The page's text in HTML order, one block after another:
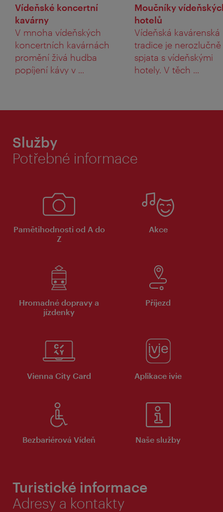
Vídeňské koncertní
kavárny
V mnoha vídeňských
koncertních kavárnách
promění živá hudba
popíjení kávy v ...
Moučníky
hotelů
Vídeňská kavárenská
tradice je nerozlučně
spjata s vídeňskými
hotely. V těch ...
Služby
Potřebné informace
Pamětihodnosti od A do
Z
Akce
Hromadné dopravy a
jízdenky
Příjezd
Vienna City Card Aplikace ivie
Bezbariérová Vídeň Naše služby
Turistické informace
Adresy a kontakty